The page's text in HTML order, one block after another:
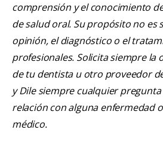
comprensión y el conocimiento
de salud oral. Su propósito no es
opinión, el diagnóstico o el
profesionales. Solicita siempre la
de tu dentista u otro proveedor
y Dile siempre cualquier
relación con alguna enfermedad
médico.